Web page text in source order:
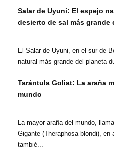
Salar de Uyuni: El espejo
desierto de sal más grande
El Salar de Uyuni, en el sur de
natural más grande del planeta
Tarántula Goliat: La araña
mundo
La mayor araña del mundo,
Gigante (Theraphosa blondi),
tambié...